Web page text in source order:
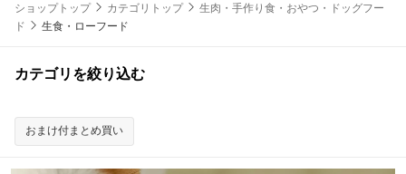
ショップトップ カテゴリトップ
生肉・手作り食・おやつ・ドッグフー
ド
生食・ローフード
カテゴリを絞り込む
おまけ付まとめ買い